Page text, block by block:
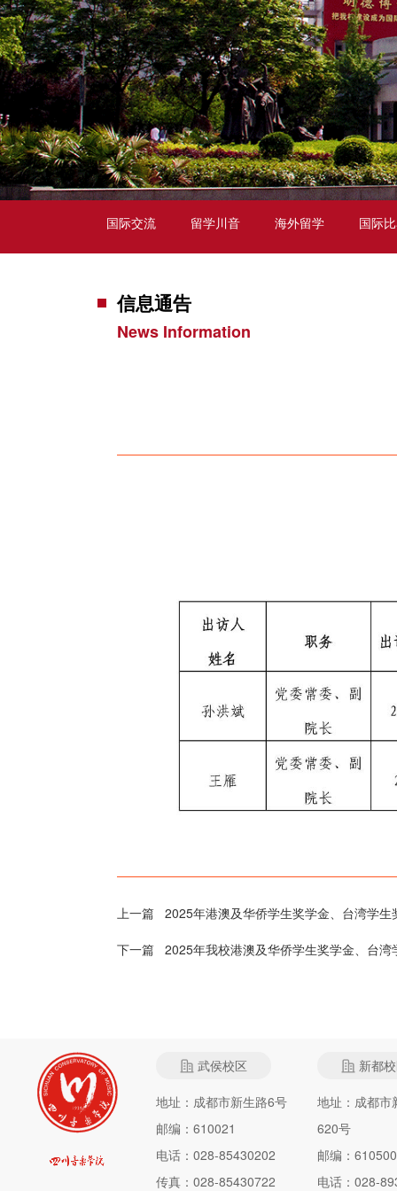
国际交流 留学川音 海外留学 国际
信息通告
News Information
上一篇 2025年港澳及华侨学生奖学金、台湾学
下一篇 2025年我校港澳及华侨学生奖学金、台
武侯校区
地址：成都市新生路6号
邮编：610021
电话：028-85430202
传真：028-85430722
新都
地址：成都市
620号
邮编：610500
电话：028-